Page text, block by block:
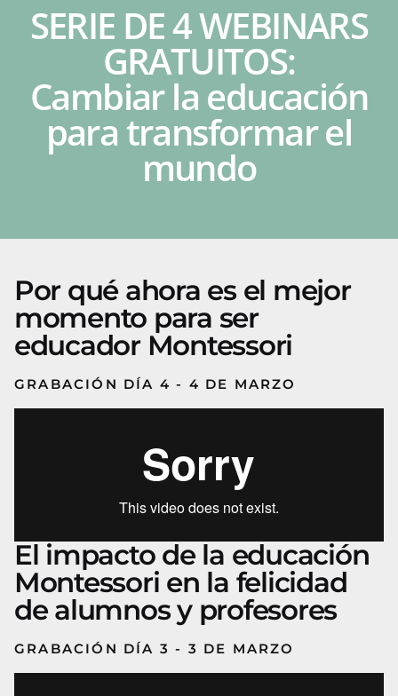
SERIE DE 4 WEBINARS
GRATUITOS:
Cambiar la educación
para transformar el
mundo
Por qué ahora es el mejor
momento para ser
educador Montessori
GRABACIÓN DÍA 4 - 4 DE MARZO
El impacto de la educación
Montessori en la felicidad
de alumnos y profesores
GRABACIÓN DÍA 3 - 3 DE MARZO